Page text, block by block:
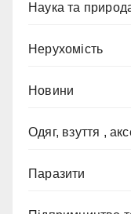
Наука та
Нерухомість
Новини
Одяг, взуття ,
Паразити